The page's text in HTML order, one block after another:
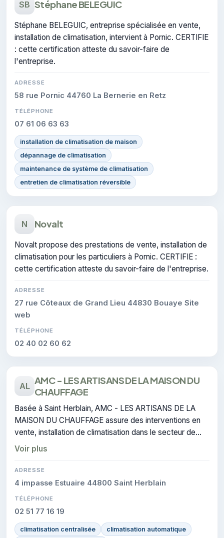
SB Stéphane BELEGUIC
Stéphane BELEGUIC, entreprise spécialisée en vente,
installation de climatisation, intervient à Pornic. CERTIFIE
: cette certification atteste du savoir-faire de
l'entreprise.
ADRESSE
58 rue Pornic 44760 La Bernerie en Retz
TÉLÉPHONE
07 61 06 63 63
installation de climatisation de maison
dépannage de climatisation
maintenance de système de climatisation
entretien de climatisation réversible
N Novalt
Novalt propose des prestations de vente, installation de
climatisation pour les particuliers à Pornic. CERTIFIE :
cette certification atteste du savoir-faire de l'entreprise.
ADRESSE
27 rue Côteaux de Grand Lieu 44830 Bouaye Site
web
TÉLÉPHONE
02 40 02 60 62
AL AMC - LES ARTISANS DE LA MAISON DU
CHAUFFAGE
Basée à Saint Herblain, AMC - LES ARTISANS DE LA
MAISON DU CHAUFFAGE assure des interventions en
vente, installation de climatisation dans le secteur de
Pornic. Elle est certifiée RGE, gage de conformité sur
les interventions réalisées.
Voir plus
ADRESSE
4 impasse Estuaire 44800 Saint Herblain
TÉLÉPHONE
02 51 77 16 19
climatisation centralisée
climatisation automatique